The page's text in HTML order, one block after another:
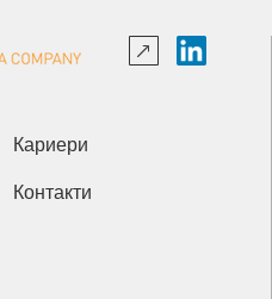
Кариери
Контакти